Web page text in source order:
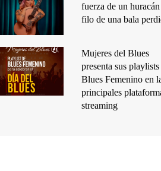
fuerza de un
filo de una bala
Mujeres del Blues
presenta sus playlists
Blues Femenino en
principales
streaming